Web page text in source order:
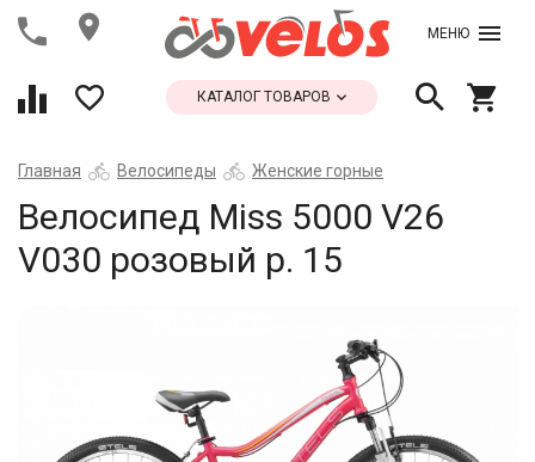
МЕНЮ
КАТАЛОГ ТОВАРОВ
Главная Велосипеды Женские горные
Велосипед Miss 5000 V26
V030 розовый р. 15